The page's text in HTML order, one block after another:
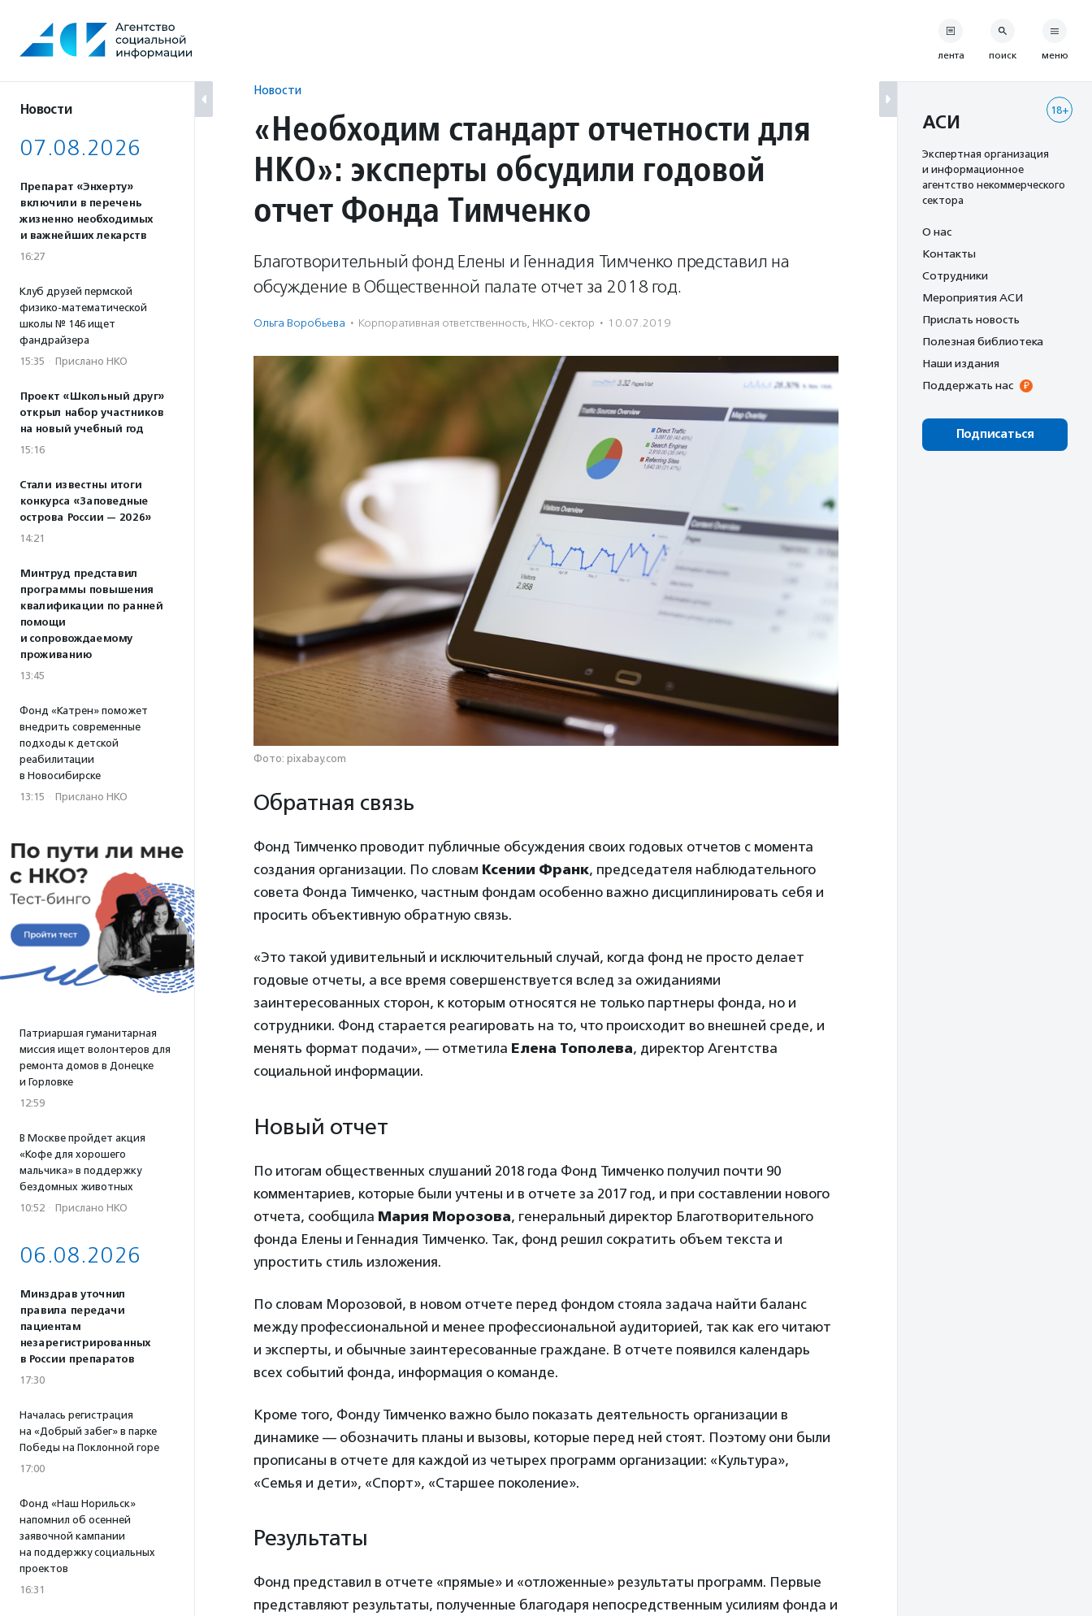
содержанию
Новости
07.08.2026
Препарат «Энхерту»
включили в перечень
жизненно необходимых
и важнейших лекарств
16:27
Клуб друзей пермской
физико-математической
школы № 146 ищет
фандрайзера
15:35 · Прислано НКО
Проект «Школьный друг»
открыл набор участников
на новый учебный год
15:16
Стали известны итоги
конкурса «Заповедные
острова России — 2026»
14:21
Минтруд представил
программы повышения
квалификации по ранней
помощи
и сопровождаемому
проживанию
13:45
Фонд «Катрен» поможет
внедрить современные
подходы к детской
реабилитации
в Новосибирске
13:15 · Прислано НКО
Патриаршая гуманитарная
миссия ищет волонтеров для
ремонта домов в Донецке
и Горловке
12:59
В Москве пройдет акция
«Кофе для хорошего
мальчика» в поддержку
бездомных животных
10:52 · Прислано НКО
06.08.2026
Минздрав уточнил
правила передачи
пациентам
незарегистрированных
в России препаратов
17:30
Началась регистрация
на «Добрый забег» в парке
Победы на Поклонной горе
17:00
Фонд «Наш Норильск»
напомнил об осенней
заявочной кампании
на поддержку социальных
проектов
16:31
Новости
«Необходим стандарт отчетности для
НКО»: эксперты обсудили годовой
отчет Фонда Тимченко
Благотворительный фонд Елены и Геннадия Тимченко представил на
обсуждение в Общественной палате отчет за 2018 год.
Ольга Воробьева · Корпоративная ответственность, НКО-сектор · 10.07.2019
Фото: pixabay.com
Обратная связь
Фонд Тимченко проводит публичные обсуждения своих годовых отчетов с момента
создания организации. По словам Ксении Франк, председателя наблюдательного
совета Фонда Тимченко, частным фондам особенно важно дисциплинировать себя и
просить объективную обратную связь.
«Это такой удивительный и исключительный случай, когда фонд не просто делает
годовые отчеты, а все время совершенствуется вслед за ожиданиями
заинтересованных сторон, к которым относятся не только партнеры фонда, но и
сотрудники. Фонд старается реагировать на то, что происходит во внешней среде, и
менять формат подачи», — отметила Елена Тополева, директор Агентства
социальной информации.
Новый отчет
По итогам общественных слушаний 2018 года Фонд Тимченко получил почти 90
комментариев, которые были учтены и в отчете за 2017 год, и при составлении нового
отчета, сообщила Мария Морозова, генеральный директор Благотворительного
фонда Елены и Геннадия Тимченко. Так, фонд решил сократить объем текста и
упростить стиль изложения.
По словам Морозовой, в новом отчете перед фондом стояла задача найти баланс
между профессиональной и менее профессиональной аудиторией, так как его читают
и эксперты, и обычные заинтересованные граждане. В отчете появился календарь
всех событий фонда, информация о команде.
Кроме того, Фонду Тимченко важно было показать деятельность организации в
динамике — обозначить планы и вызовы, которые перед ней стоят. Поэтому они были
прописаны в отчете для каждой из четырех программ организации: «Культура»,
«Семья и дети», «Спорт», «Старшее поколение».
Результаты
Фонд представил в отчете «прямые» и «отложенные» результаты программ. Первые
представляют результаты, полученные благодаря непосредственным усилиям фонда и
лента поиск меню
18+
АСИ
Экспертная организация
и информационное
агентство некоммерческого
сектора
О нас
Контакты
Сотрудники
Мероприятия АСИ
Прислать новость
Полезная библиотека
Наши издания
Поддержать нас
Подписаться